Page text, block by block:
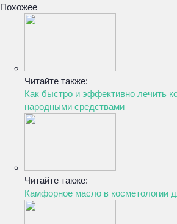
Похожее
Читайте также:
Как быстро и эффективно лечить
народными средствами
Читайте также:
Камфорное масло в косметологии